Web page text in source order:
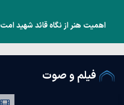
اهمیت هنر از نگاه قائد شهید امت
فیلم و صوت